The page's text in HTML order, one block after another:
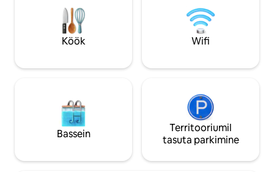
Köök Wifi
Bassein
Territooriumil
tasuta parkimine